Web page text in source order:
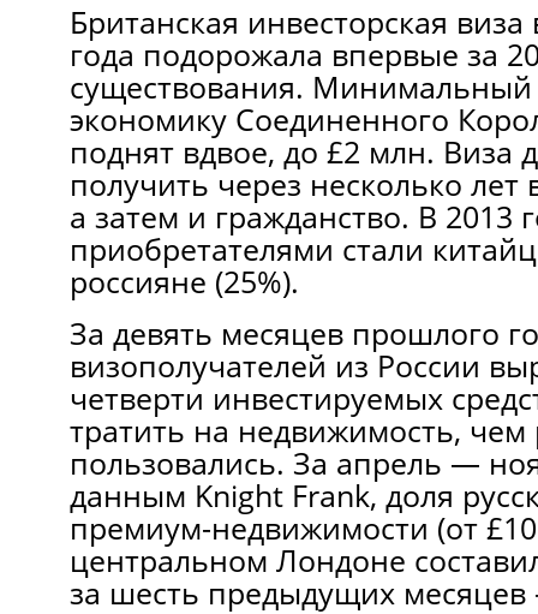
Британская инвесторская
года подорожала впервые за
существования.
экономику Соединенного
поднят вдвое, до £2 млн. Виза
получить через несколько лет
а затем и гражданство. В 2013
приобретателями стали
россияне (25%).
За девять месяцев прошлого
визополучателей из России
четверти инвестируемых
тратить на недвижимость, чем
пользовались. За апрель —
данным Knight Frank, доля
премиум-недвижимости (от
центральном Лондоне
за шесть предыдущих